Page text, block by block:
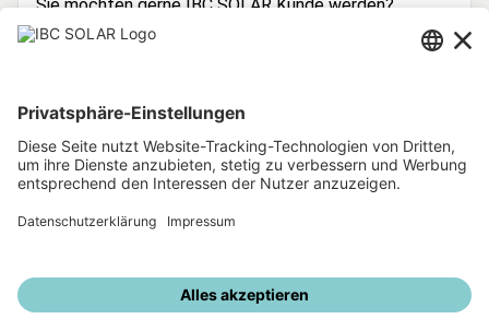
Sie möchten gerne IBC SOLAR Kunde werden?
Dann registrieren Sie sich jetzt!
Unsere weiteren Angebote
IBC SOLAR Webseite